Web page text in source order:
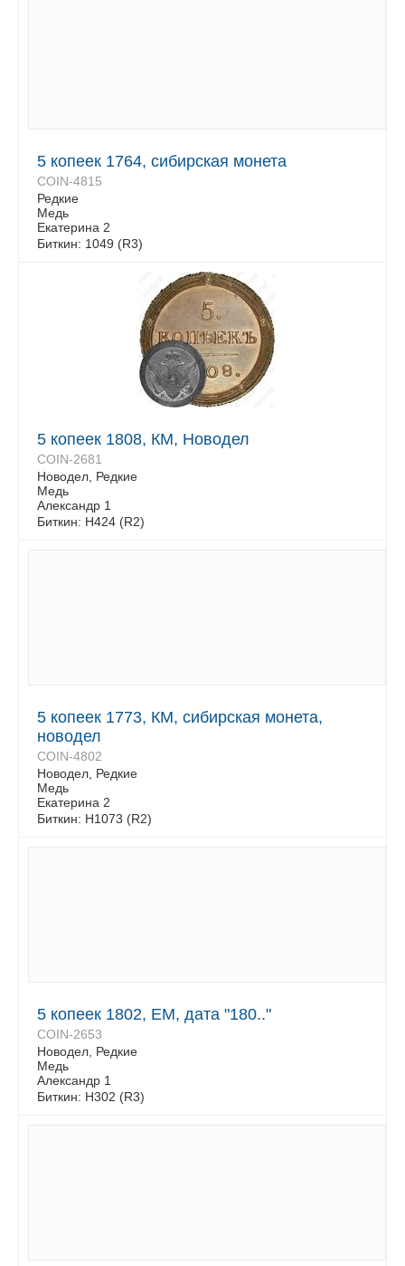
5 копеек 1764, сибирская монета
COIN-4815
Редкие
Медь
Екатерина 2
Биткин: 1049 (R3)
5 копеек 1808, КМ, Новодел
COIN-2681
Новодел, Редкие
Медь
Александр 1
Биткин: Н424 (R2)
5 копеек 1773, КМ, сибирская монета,
новодел
COIN-4802
Новодел, Редкие
Медь
Екатерина 2
Биткин: Н1073 (R2)
5 копеек 1802, ЕМ, дата "180.."
COIN-2653
Новодел, Редкие
Медь
Александр 1
Биткин: Н302 (R3)